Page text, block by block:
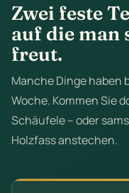
Zwei feste
auf die man
freut.
Manche Dinge haben
Woche. Kommen Sie
Schäufele – oder
Holzfass anstechen.